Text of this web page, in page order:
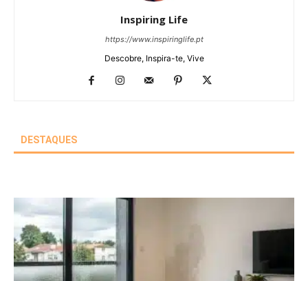
Inspiring Life
https://www.inspiringlife.pt
Descobre, Inspira-te, Vive
DESTAQUES